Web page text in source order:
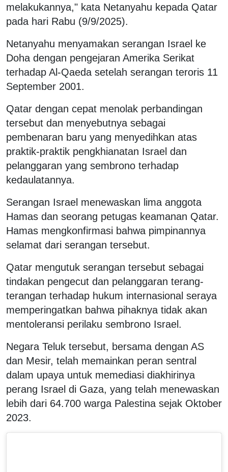
melakukannya," kata Netanyahu kepada Qatar
pada hari Rabu (9/9/2025).
Netanyahu menyamakan serangan Israel ke
Doha dengan pengejaran Amerika Serikat
terhadap Al-Qaeda setelah serangan teroris 11
September 2001.
Qatar dengan cepat menolak perbandingan
tersebut dan menyebutnya sebagai
pembenaran baru yang menyedihkan atas
praktik-praktik pengkhianatan Israel dan
pelanggaran yang sembrono terhadap
kedaulatannya.
Serangan Israel menewaskan lima anggota
Hamas dan seorang petugas keamanan Qatar.
Hamas mengkonfirmasi bahwa pimpinannya
selamat dari serangan tersebut.
Qatar mengutuk serangan tersebut sebagai
tindakan pengecut dan pelanggaran terang-
terangan terhadap hukum internasional seraya
memperingatkan bahwa pihaknya tidak akan
mentoleransi perilaku sembrono Israel.
Negara Teluk tersebut, bersama dengan AS
dan Mesir, telah memainkan peran sentral
dalam upaya untuk memediasi diakhirinya
perang Israel di Gaza, yang telah menewaskan
lebih dari 64.700 warga Palestina sejak Oktober
2023.